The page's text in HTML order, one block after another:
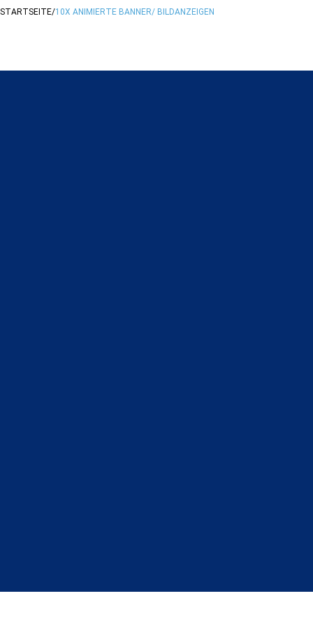
STARTSEITE/10X ANIMIERTE BANNER/ BILDANZEIGEN